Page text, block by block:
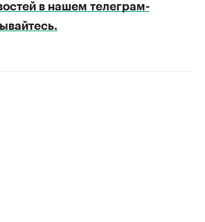
в нашем телеграм-